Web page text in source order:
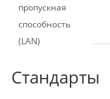
пропускная
способность
(LAN)
Стандарты